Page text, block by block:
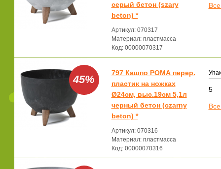
серый бетон (szary
beton) *
Артикул: 070317
Материал: пластмасса
Код: 00000070317
45%
797 Кашпо РОМА перер.
пластик на ножках
Ø24см, выс.19см 5,1л
черный бетон (czarny
beton) *
Артикул: 070316
Материал: пластмасса
Код: 00000070316
5